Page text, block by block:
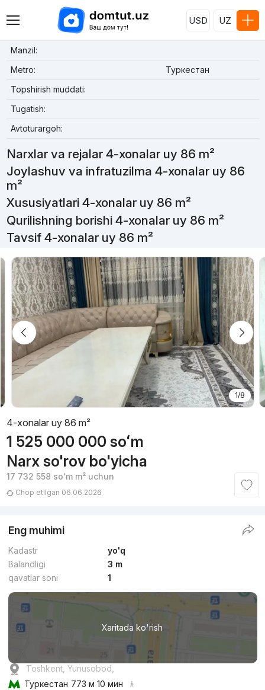
USD UZ
Manzil:
Metro:
Туркестан
Topshirish muddati:
Tugatish:
Avtoturargoh:
Narxlar va rejalar 4-xonalar uy 86 m²
Joylashuv va infratuzilma 4-xonalar uy 86
m²
Xususiyatlari 4-xonalar uy 86 m²
Qurilishning borishi 4-xonalar uy 86 m²
Tavsif 4-xonalar uy 86 m²
1/8
4-xonalar uy 86 m²
1 525 000 000 soʻm
Narx so'rov bo'yicha
17 732 558 soʻmm² uchun
Chop etilgan 06.06.2026
Eng muhimi
Kadastr
yo'q
Balandligi
3 m
qavatlar soni
1
Xaritada ko'rish
Toshkent, Yunusobod,
Туркестан 773 м 10 мин